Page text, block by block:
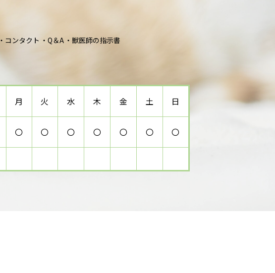
コンタクト Q＆A 獣医師の指示書
月 火 水 木 金 土 日
〇 〇 〇 〇 〇 〇 〇